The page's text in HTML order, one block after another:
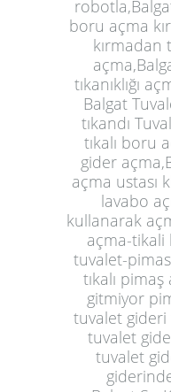
robotla,Balgat
boru açma
kırmadan
tıkanıklığı
Balgat
tıkandı
tıkalı boru
gider
açma ustası
lavabo
kullanarak
açma-tikali
tuvalet-
tıkalı
gitmiyor
tuvalet gideri
tuvalet
tuvalet